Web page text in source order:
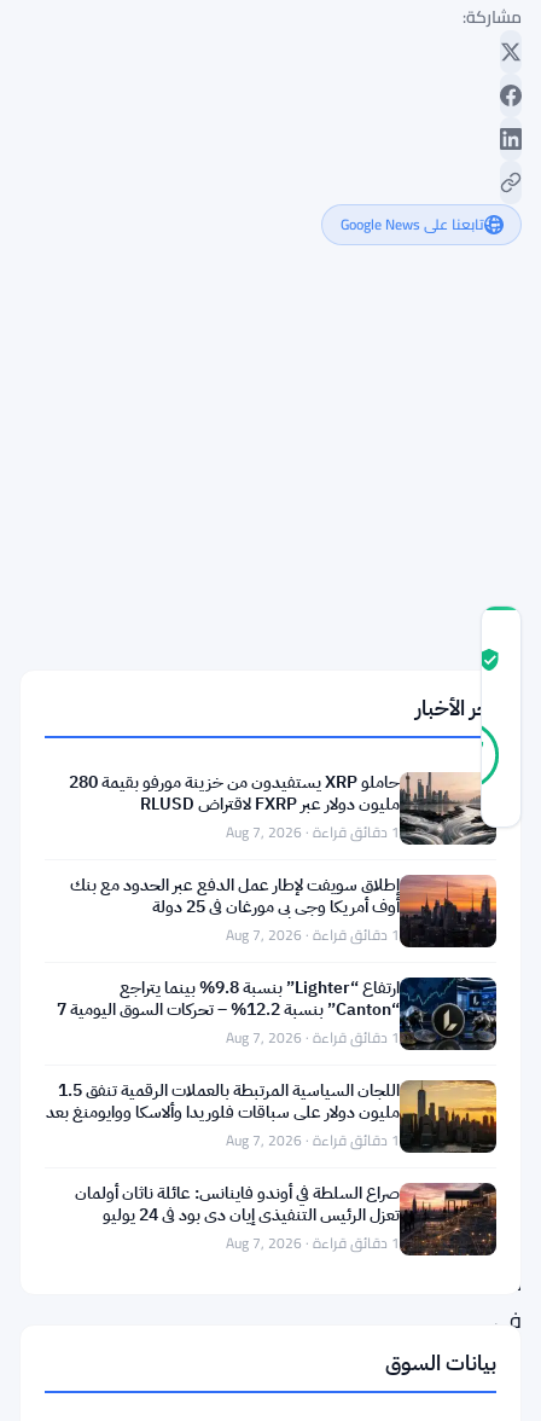
مشاركة:
تابعنا على Google News
97
حقيقي
موثّق
آخر تحديث 1 شهر مضت
تقترب
Chainlink
من
الوصول
إلى
900,000
حامل.
تُظهر
الأخيرة
انخفاضًا
حادًا
في
توكنات
LINK
آخر الأخبار
حاملو XRP يستفيدون من خزينة مورفو بقيمة 280
مليون دولار عبر FXRP لاقتراض RLUSD
1 دقائق قراءة · Aug 7, 2026
إطلاق سويفت لإطار عمل الدفع عبر الحدود مع بنك
أوف أمريكا وجي بي مورغان في 25 دولة
1 دقائق قراءة · Aug 7, 2026
ارتفاع “Lighter” بنسبة 9.8% بينما يتراجع
“Canton” بنسبة 12.2% – تحركات السوق اليومية 7
أغسطس1 دقائق قراءة · Aug 7, 2026
اللجان السياسية المرتبطة بالعملات الرقمية تنفق 1.5
مليون دولار على سباقات فلوريدا وألاسكا ووايومنغ بعد
تعثر1 دقائق قراءة · Aug 7, 2026
صراع السلطة في أوندو فاينانس: عائلة ناثان أولمان
تعزل الرئيس التنفيذي إيان دي بود في 24 يوليو
1 دقائق قراءة · Aug 7, 2026
بيانات السوق